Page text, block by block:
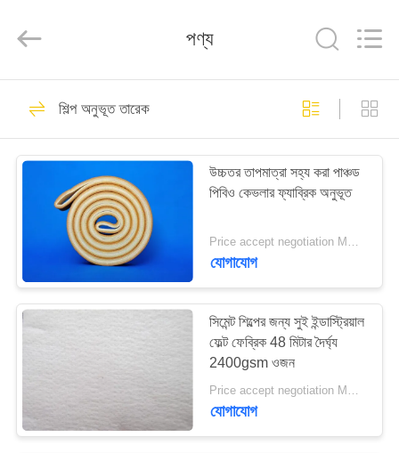
পণ্য
আমাদের
কারখানা
ভ্রমণ
নিয়ন্ত্রণ
LTD.
অ বোনা উপাদান
শিল্প রোলার
369
পণ্য
শিল্প অনুভূত তারেক
উচ্চতর তাপমাত্রা সহ্য করা পাঞ্চড
পিবিও কেভলার ফ্যাব্রিক অনুভূত
Price accept negotiation MOQ:1 বর্গ মিটার
যোগাযোগ
সিমেন্ট শিল্পের জন্য সুই ইন্ডাস্ট্রিয়াল
ফেল্ট ফেব্রিক 48 মিটার দৈর্ঘ্য
2400gsm ওজন
Price accept negotiation MOQ:এক পিসি
যোগাযোগ